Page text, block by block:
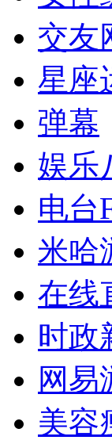
交友
星座
弹幕
娱乐
电台
米哈
在线
时政
网易
美容